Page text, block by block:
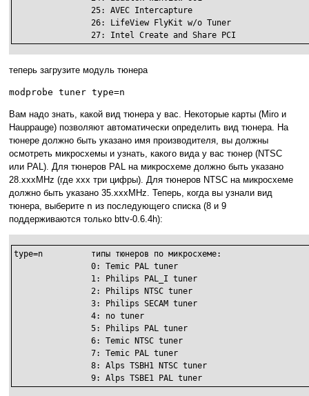
		27: Intel Create and Share PCI
теперь загрузите модуль тюнера
modprobe tuner type=n
Вам надо знать, какой вид тюнера у вас. Некоторые карты (Miro и
Hauppauge) позволяют автоматически определить вид тюнера. На
тюнере должно быть указано имя производителя, вы должны
осмотреть микросхемы и узнать, какого вида у вас тюнер (NTSC
или PAL). Для тюнеров PAL на микросхеме должно быть указано
28.xxxMHz (где xxx три цифры). Для тюнеров NTSC на микросхеме
должно быть указано 35.xxxMHz. Теперь, когда вы узнали вид
тюнера, выберите n из последующего списка (8 и 9
поддерживаются только bttv-0.6.4h):
type=n		типы тюнеров по микросхеме:
		9: Alps TSBE1 PAL tuner